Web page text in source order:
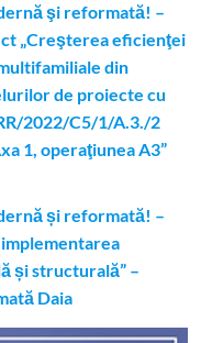
şi reformată! –
„Creşterea eficienţei
din
de proiecte cu
2022/C5/1/A.3./2
1, operaţiunea A3”
și reformată! –
și structurală” –
Daia